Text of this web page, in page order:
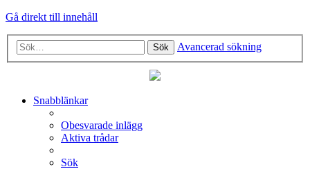
Gå direkt till innehåll
Sök Avancerad sökning
Snabblänkar
Obesvarade inlägg
Aktiva trådar
Sök